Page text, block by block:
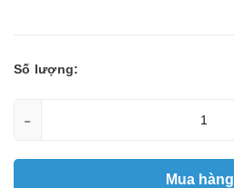
Số lượng:
-
Mua hàng